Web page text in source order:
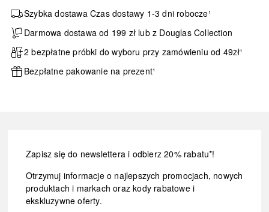
Szybka dostawa Czas dostawy 1-3 dni robocze¹
Darmowa dostawa od 199 zł lub z Douglas Collection
2 bezpłatne próbki do wyboru przy zamówieniu od 49zł¹
Bezpłatne pakowanie na prezent¹
Zapisz się do newslettera i odbierz 20% rabatu*!
Otrzymuj informacje o najlepszych promocjach, nowych
produktach i markach oraz kody rabatowe i
ekskluzywne oferty.